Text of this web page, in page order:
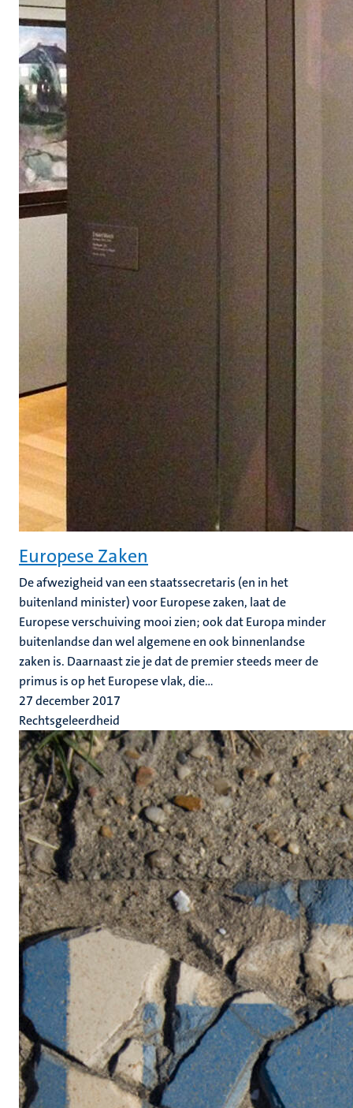
Europese Zaken
De afwezigheid van een staatssecretaris (en in het
buitenland minister) voor Europese zaken, laat de
Europese verschuiving mooi zien; ook dat Europa minder
buitenlandse dan wel algemene en ook binnenlandse
zaken is. Daarnaast zie je dat de premier steeds meer de
primus is op het Europese vlak, die...
27 december 2017
Rechtsgeleerdheid